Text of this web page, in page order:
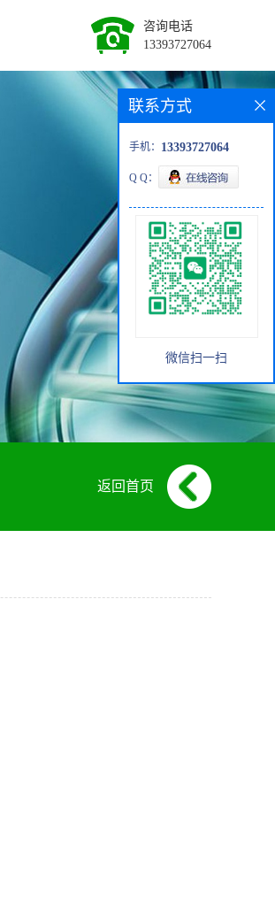
咨询电话
13393727064
返回首页
联系方式
手机： 13393727064
Q Q：
微信扫一扫